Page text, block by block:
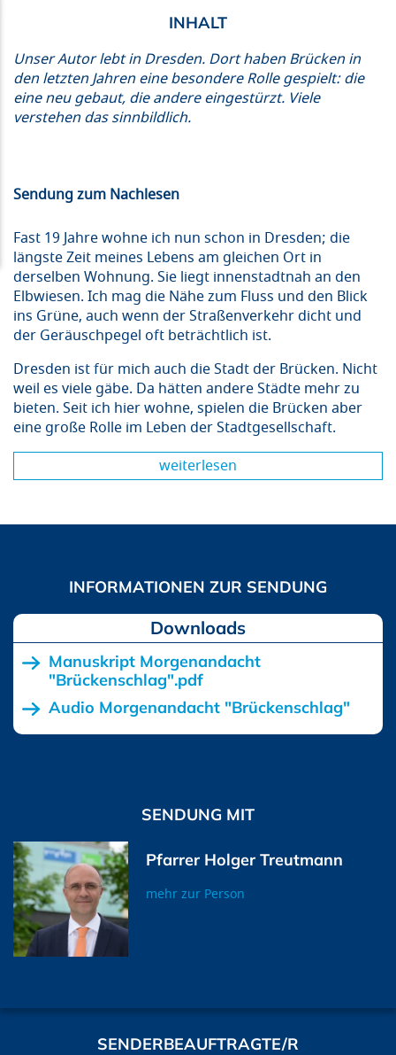
Unser Autor lebt in Dresden. Dort haben Brücken in
den letzten Jahren eine besondere Rolle gespielt: die
eine neu gebaut, die andere eingestürzt. Viele
verstehen das sinnbildlich.
Sendung zum Nachlesen
Fast 19 Jahre wohne ich nun schon in Dresden; die
längste Zeit meines Lebens am gleichen Ort in
derselben Wohnung. Sie liegt innenstadtnah an den
Elbwiesen. Ich mag die Nähe zum Fluss und den Blick
ins Grüne, auch wenn der Straßenverkehr dicht und
der Geräuschpegel oft beträchtlich ist.
Dresden ist für mich auch die Stadt der Brücken. Nicht
weil es viele gäbe. Da hätten andere Städte mehr zu
bieten. Seit ich hier wohne, spielen die Brücken aber
eine große Rolle im Leben der Stadtgesellschaft.
weiterlesen
Downloads
Manuskript Morgenandacht
"Brückenschlag".pdf
Audio Morgenandacht "Brückenschlag"
SENDUNG MIT
Pfarrer Holger Treutmann
mehr zur Person
SENDERBEAUFTRAGTE/R